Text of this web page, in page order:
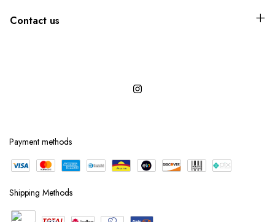
Contact us
Payment methods
Shipping Methods